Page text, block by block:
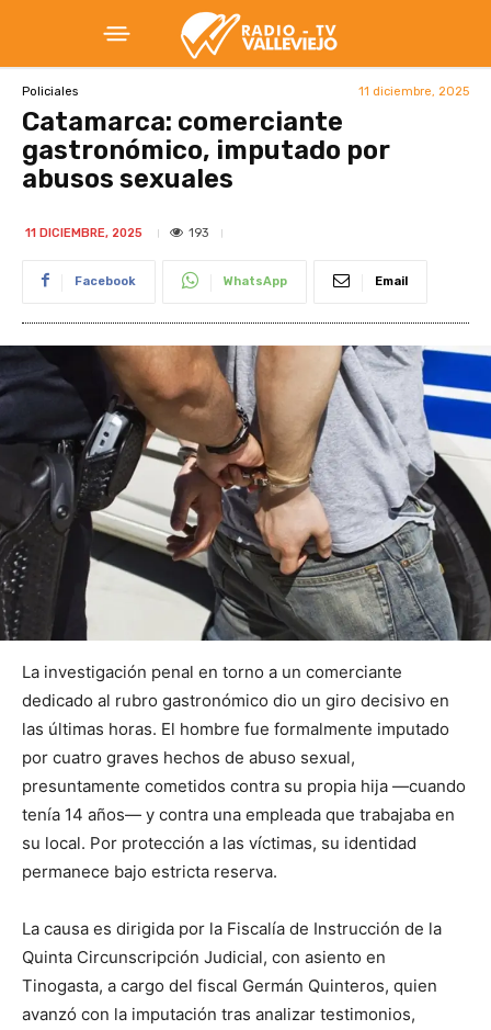
Policiales 11 diciembre, 2025
Catamarca: comerciante
gastronómico, imputado por
abusos sexuales
11 DICIEMBRE, 2025 193
Facebook WhatsApp Email
La investigación penal en torno a un comerciante
dedicado al rubro gastronómico dio un giro decisivo en
las últimas horas. El hombre fue formalmente imputado
por cuatro graves hechos de abuso sexual,
presuntamente cometidos contra su propia hija —cuando
tenía 14 años— y contra una empleada que trabajaba en
su local. Por protección a las víctimas, su identidad
permanece bajo estricta reserva.
La causa es dirigida por la Fiscalía de Instrucción de la
Quinta Circunscripción Judicial, con asiento en
Tinogasta, a cargo del fiscal Germán Quinteros, quien
avanzó con la imputación tras analizar testimonios,